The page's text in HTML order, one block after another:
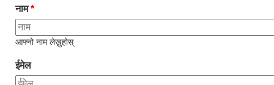
नाम*
आफ्नो नाम लेख्नुहोस्
ईमेल